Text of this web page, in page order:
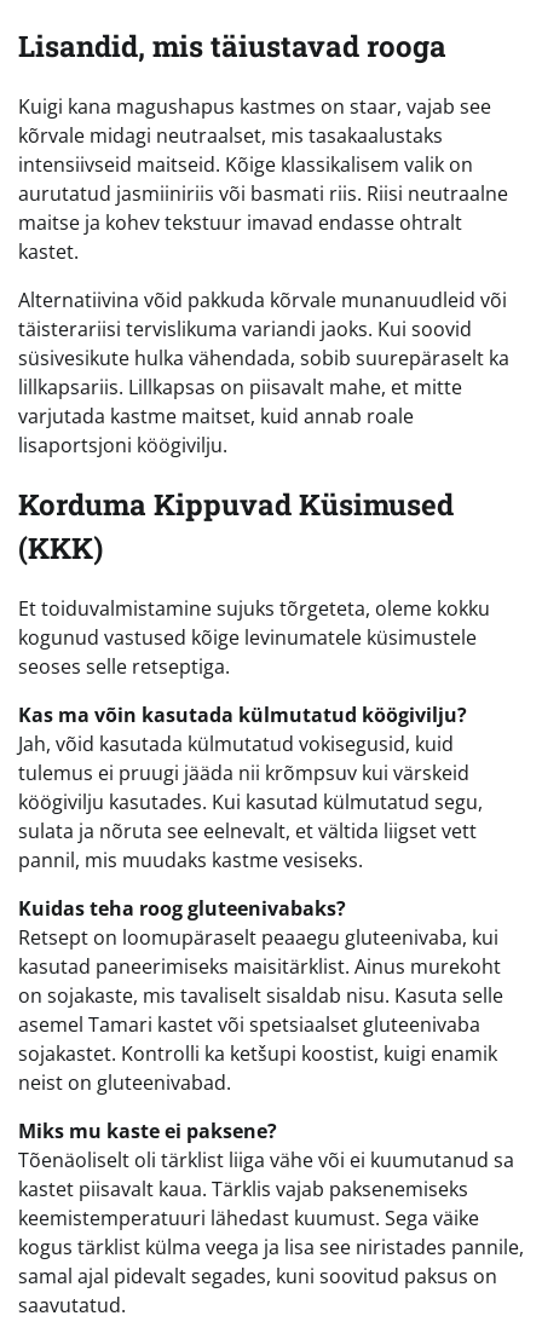
Lisandid, mis täiustavad rooga
Kuigi kana magushapus kastmes on staar, vajab see
kõrvale midagi neutraalset, mis tasakaalustaks
intensiivseid maitseid. Kõige klassikalisem valik on
aurutatud jasmiiniriis või basmati riis. Riisi neutraalne
maitse ja kohev tekstuur imavad endasse ohtralt
kastet.
Alternatiivina võid pakkuda kõrvale munanuudleid või
täisterariisi tervislikuma variandi jaoks. Kui soovid
süsivesikute hulka vähendada, sobib suurepäraselt ka
lillkapsariis. Lillkapsas on piisavalt mahe, et mitte
varjutada kastme maitset, kuid annab roale
lisaportsjoni köögivilju.
Korduma Kippuvad Küsimused
(KKK)
Et toiduvalmistamine sujuks tõrgeteta, oleme kokku
kogunud vastused kõige levinumatele küsimustele
seoses selle retseptiga.
Kas ma võin kasutada külmutatud köögivilju?
Jah, võid kasutada külmutatud vokisegusid, kuid
tulemus ei pruugi jääda nii krõmpsuv kui värskeid
köögivilju kasutades. Kui kasutad külmutatud segu,
sulata ja nõruta see eelnevalt, et vältida liigset vett
pannil, mis muudaks kastme vesiseks.
Kuidas teha roog gluteenivabaks?
Retsept on loomupäraselt peaaegu gluteenivaba, kui
kasutad paneerimiseks maisitärklist. Ainus murekoht
on sojakaste, mis tavaliselt sisaldab nisu. Kasuta selle
asemel Tamari kastet või spetsiaalset gluteenivaba
sojakastet. Kontrolli ka ketšupi koostist, kuigi enamik
neist on gluteenivabad.
Miks mu kaste ei paksene?
Tõenäoliselt oli tärklist liiga vähe või ei kuumutanud sa
kastet piisavalt kaua. Tärklis vajab paksenemiseks
keemistemperatuuri lähedast kuumust. Sega väike
kogus tärklist külma veega ja lisa see niristades pannile,
samal ajal pidevalt segades, kuni soovitud paksus on
saavutatud.